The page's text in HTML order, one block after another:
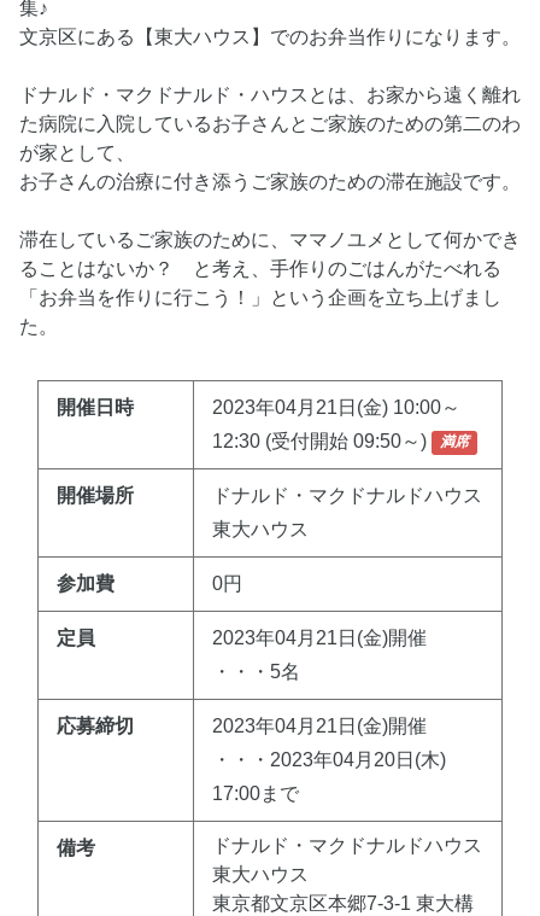
集♪
文京区にある【東大ハウス】でのお弁当作りになります。
ドナルド・マクドナルド・ハウスとは、お家から遠く離れ
た病院に入院しているお子さんとご家族のための第二のわ
が家として、
お子さんの治療に付き添うご家族のための滞在施設です。
滞在しているご家族のために、ママノユメとして何かでき
ることはないか？ と考え、手作りのごはんがたべれる
「お弁当を作りに行こう！」という企画を立ち上げまし
た。
開催日時
2023年04月21日(金) 10:00～
12:30 (受付開始 09:50～)
満席
開催場所
ドナルド・マクドナルドハウス
東大ハウス
参加費 0円
定員
2023年04月21日(金)開催
・・・5名
応募締切
2023年04月21日(金)開催
・・・2023年04月20日(木)
17:00まで
備考
ドナルド・マクドナルドハウス
東大ハウス
東京都文京区本郷7-3-1 東大構